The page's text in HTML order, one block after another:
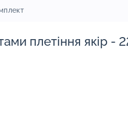
плетіння якір -